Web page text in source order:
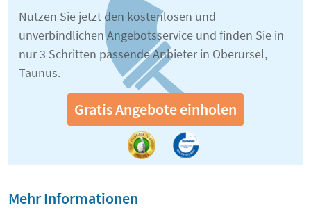
Nutzen Sie jetzt den kostenlosen und
unverbindlichen Angebotsservice und finden Sie in
nur 3 Schritten passende Anbieter in Oberursel,
Taunus.
Gratis Angebote einholen
Mehr Informationen